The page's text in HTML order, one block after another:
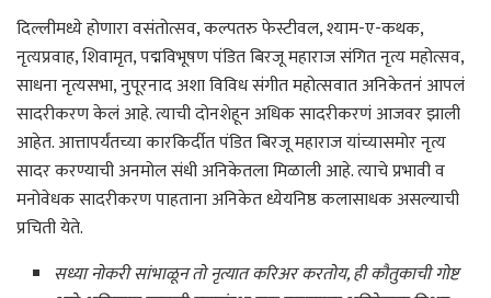
दिल्लीमध्ये होणारा वसंतोत्सव, कल्पतरु फेस्टीवल, श्याम-ए-कथक,
नृत्यप्रवाह, शिवामृत, पद्मविभूषण पंडित बिरजू महाराज संगित नृत्य महोत्सव,
साधना नृत्यसभा, नुपूरनाद अशा विविध संगीत महोत्सवात अनिकेतनं आपलं
सादरीकरण केलं आहे. त्याची दोनशेहून अधिक सादरीकरणं आजवर झाली
आहेत. आत्तापर्यंतच्या कारकिर्दीत पंडित बिरजू महाराज यांच्यासमोर नृत्य
सादर करण्याची अनमोल संधी अनिकेतला मिळाली आहे. त्याचे प्रभावी व
मनोवेधक सादरीकरण पाहताना अनिकेत ध्येयनिष्ठ कलासाधक असल्याची
प्रचिती येते.
सध्या नोकरी सांभाळून तो नृत्यात करिअर करतोय, ही कौतुकाची गोष्ट